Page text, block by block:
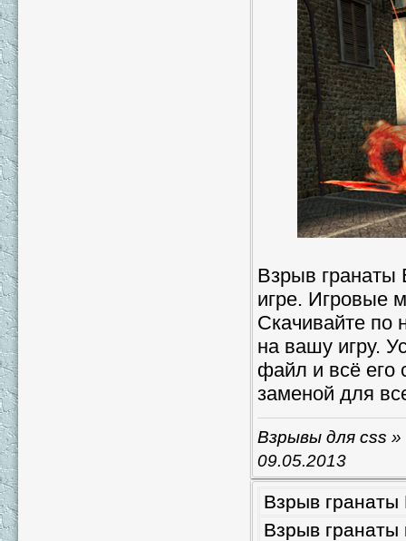
Взрыв гранаты
игре. Игровые
Скачивайте по
на вашу игру.
файл и всё его
заменой для
Взрывы для css »
09.05.2013
Взрыв
Взрыв